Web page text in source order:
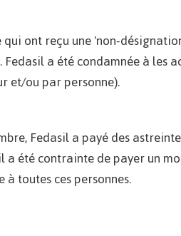
qui ont reçu une 'non-
Fedasil a été condamnée à
et/ou par personne).
Fedasil a payé des
a été contrainte de payer un
toutes ces personnes.